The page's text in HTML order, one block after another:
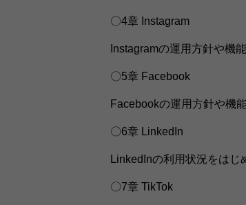
〇4章 Instagram
Instagramの運用方針や機
〇5章 Facebook
Facebookの運用方針や機
〇6章 LinkedIn
LinkedInの利用状況をは
〇7章 TikTok